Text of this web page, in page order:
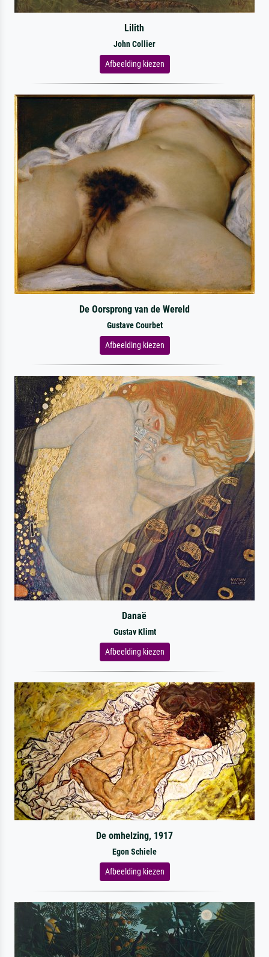
Lilith
John Collier
Afbeelding kiezen
De Oorsprong van de Wereld
Gustave Courbet
Afbeelding kiezen
Danaë
Gustav Klimt
Afbeelding kiezen
De omhelzing, 1917
Egon Schiele
Afbeelding kiezen